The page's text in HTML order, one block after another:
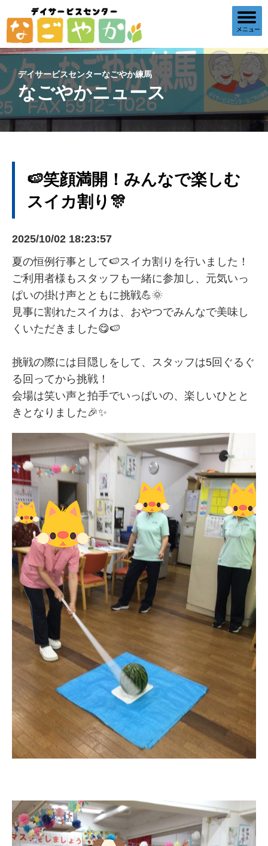
デイサービスセンターなごやか練馬
なごやかニュース
🍉笑顔満開！みんなで楽しむ
スイカ割り🎊
2025/10/02 18:23:57
夏の恒例行事として🍉スイカ割りを行いました！
ご利用者様もスタッフも一緒に参加し、元気いっ
ぱいの掛け声とともに挑戦💪🌞
見事に割れたスイカは、おやつでみんなで美味し
くいただきました😋🍉
挑戦の際には目隠しをして、スタッフは5回ぐるぐ
る回ってから挑戦！
会場は笑い声と拍手でいっぱいの、楽しいひとと
きとなりました🎉✨